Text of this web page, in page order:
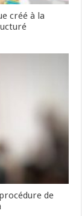
créé à la
de